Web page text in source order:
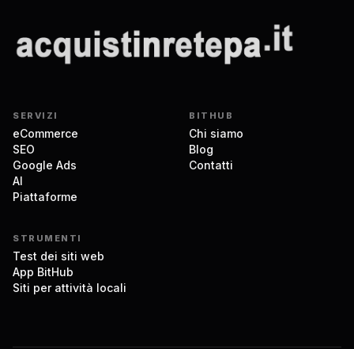
SERVIZI
eCommerce
SEO
Google Ads
AI
Piattaforme
BITHUB
Chi siamo
Blog
Contatti
STRUMENTI
Test dei siti web
App BitHub
Siti per attività locali